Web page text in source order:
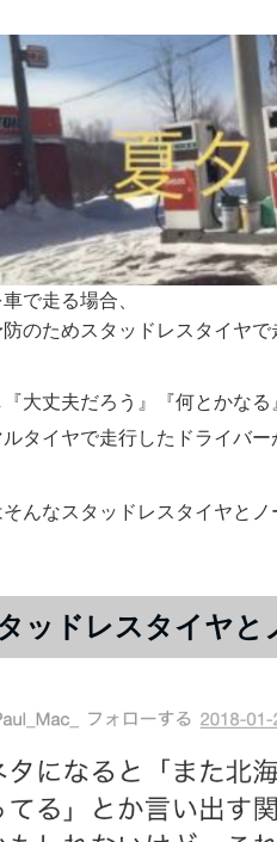
で走る場合、
のためスタッドレスタイヤで
『大丈夫だろう』『何とかなる
ルタイヤで走行したドライバ
んなスタッドレスタイヤとノ
ッドレスタイヤと